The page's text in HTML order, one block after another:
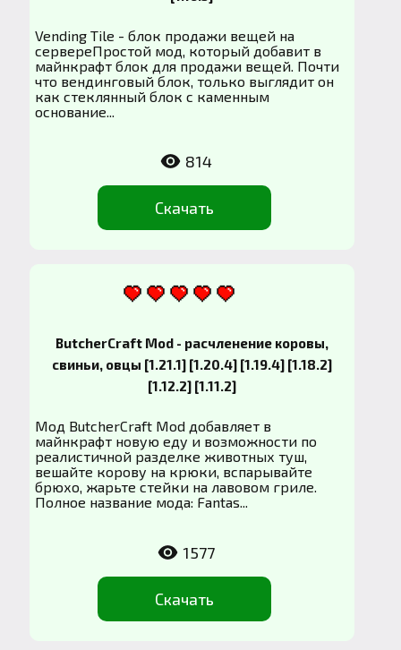
Vending Tile - блок продажи вещей на
сервереПростой мод, который добавит в
майнкрафт блок для продажи вещей. Почти
что вендинговый блок, только выглядит он
как стеклянный блок с каменным
основание...
Скачать
814
ButcherCraft Mod - расчленение коровы,
свиньи, овцы [1.21.1] [1.20.4] [1.19.4] [1.18.2]
[1.12.2] [1.11.2]
Мод ButcherCraft Mod добавляет в
майнкрафт новую еду и возможности по
реалистичной разделке животных туш,
вешайте корову на крюки, вспарывайте
брюхо, жарьте стейки на лавовом гриле.
Полное название мода: Fantas...
Скачать
1577